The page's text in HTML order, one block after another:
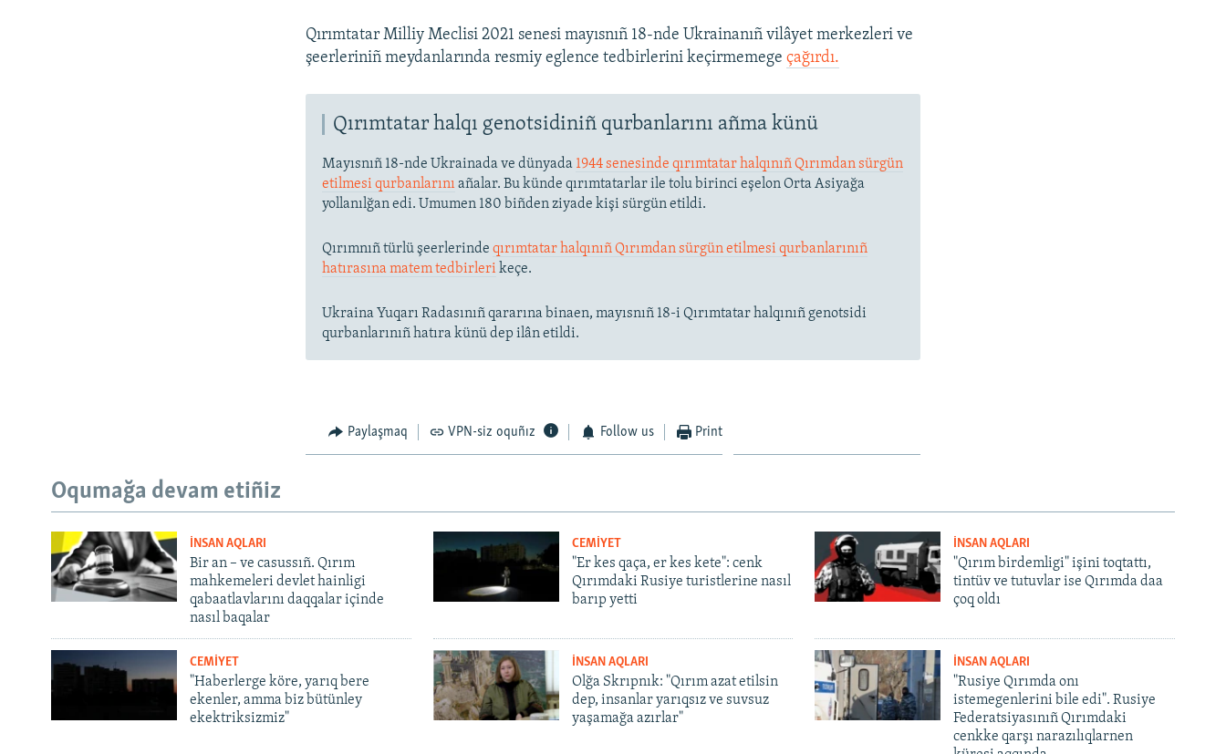
Qırımtatar Milliy Meclisi 2021 senesi mayısnıñ 18-nde Ukrainanıñ vilâyet merkezleri ve
şeerleriniñ meydanlarında resmiy eglence tedbirlerini keçirmemegeçağırdı.
Qırımtatar halqı genotsidiniñ qurbanlarını añma künü
Mayısnıñ 18-nde Ukrainada ve dünyada 1944 senesinde qırımtatar halqınıñ Qırımdan sürgün
etilmesi qurbanlarını añalar. Bu künde qırımtatarlar ile tolu birinci eşelon Orta Asiyağa
yollanılğan edi. Umumen 180 biñden ziyade kişi sürgün etildi.
Qırımnıñ türlü şeerlerindeqırımtatar halqınıñ Qırımdan sürgün etilmesi qurbanlarınıñ
hatırasına matem tedbirleri keçe.
Ukraina Yuqarı Radasınıñ qararına binaen, mayısnıñ 18-i Qırımtatar halqınıñ genotsidi
qurbanlarınıñ hatıra künü dep ilân etildi.
Paylaşmaq VPN-siz oquñız Follow us Print
Oqumağa devam etiñiz
İNSAN AQLARI
Bir an – ve casussıñ. Qırım
mahkemeleri devlet hainligi
qabaatlavlarını daqqalar içinde
nasıl baqalar
CEMİYET
"Er kes qaça, er kes kete": cenk
Qırımdaki Rusiye turistlerine nasıl
barıp yetti
İNSAN AQLARI
"Qırım birdemligi" işini toqtattı,
tintüv ve tutuvlar ise Qırımda daa
çoq oldı
CEMİYET
"Haberlerge köre, yarıq bere
ekenler, amma biz bütünley
ekektriksizmiz"
İNSAN AQLARI
Olğa Skrıpnık: "Qırım azat etilsin
dep, insanlar yarıqsız ve suvsuz
yaşamağa azırlar"
İNSAN AQLARI
"Rusiye Qırımda onı
istemegenlerini bile edi". Rusiye
Federatsiyasınıñ Qırımdaki
cenkke qarşı narazılıqlarnen